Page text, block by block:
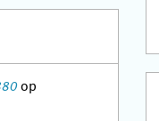
op